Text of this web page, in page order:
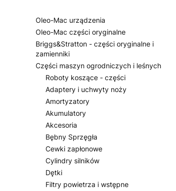
Oleo-Mac urządzenia
Oleo-Mac części oryginalne
Briggs&Stratton - części oryginalne i
zamienniki
Części maszyn ogrodniczych i leśnych
Roboty koszące - części
Adaptery i uchwyty noży
Amortyzatory
Akumulatory
Akcesoria
Bębny Sprzęgła
Cewki zapłonowe
Cylindry silników
Dętki
Filtry powietrza i wstępne